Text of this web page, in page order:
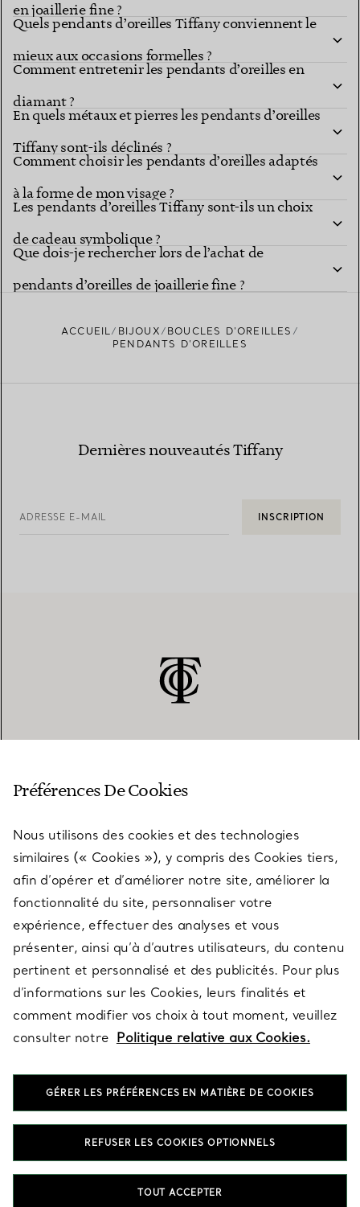
en joaillerie fine ?
Quels pendants d’oreilles Tiffany conviennent le
mieux aux occasions formelles ?
Comment entretenir les pendants d’oreilles en
diamant ?
En quels métaux et pierres les pendants d’oreilles
Tiffany sont-ils déclinés ?
Comment choisir les pendants d’oreilles adaptés
à la forme de mon visage ?
Les pendants d’oreilles Tiffany sont-ils un choix
de cadeau symbolique ?
Que dois-je rechercher lors de l’achat de
pendants d’oreilles de joaillerie fine ?
ACCUEIL BIJOUX
BOUCLES D’OREILLES
PENDANTS D’OREILLES
Dernières nouveautés Tiffany
ADRESSE E-MAIL INSCRIPTION
SERVICES
À PROPOS
QUESTIONS LÉGALES
SUIVEZ-NOUS
T&Co. 2026
Préférences De Cookies
Nous utilisons des cookies et des technologies
similaires (« Cookies »), y compris des Cookies tiers,
afin d’opérer et d’améliorer notre site, améliorer la
fonctionnalité du site, personnaliser votre
expérience, effectuer des analyses et vous
présenter, ainsi qu’à d’autres utilisateurs, du contenu
pertinent et personnalisé et des publicités. Pour plus
d’informations sur les Cookies, leurs finalités et
comment modifier vos choix à tout moment, veuillez
consulter notre Politique relative aux Cookies.
GÉRER LES PRÉFÉRENCES EN MATIÈRE DE COOKIES
REFUSER LES COOKIES OPTIONNELS
TOUT ACCEPTER